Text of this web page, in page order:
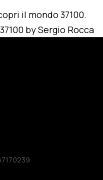
il mondo 37100.